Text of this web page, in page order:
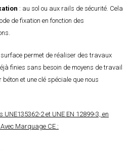
: au sol ou aux rails de sécurité. Cela
de fixation en fonction des
permet de réaliser des travaux
finies sans besoin de moyens de travail
et une clé spéciale que nous
2 et UNE EN 12899-3, en
Marquage CE :